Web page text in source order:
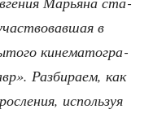
в
кине­ма­то­гра­
Раз­би­ра­ем, как
исполь­зуя